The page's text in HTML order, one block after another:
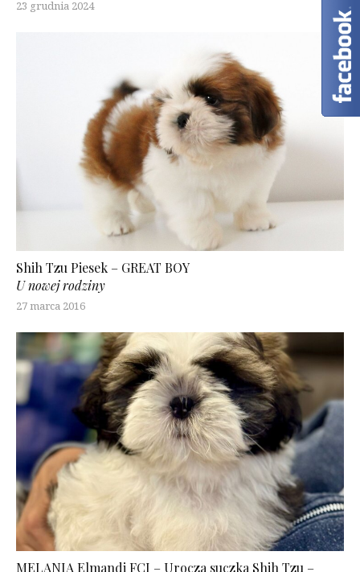
23 grudnia 2024
Shih Tzu Piesek – GREAT BOY
U nowej rodziny
27 marca 2016
MELANIA Elmandi FCI – Urocza suczka Shih Tzu –